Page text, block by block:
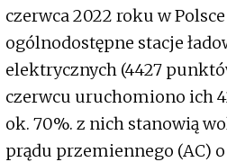
czerwca 2022 roku w
ogólnodostępne stacje
elektrycznych (4427
czerwcu uruchomiono ich
ok. 70%. z nich stanowią
prądu przemiennego (AC)